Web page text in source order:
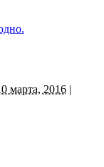
марта, 2016 |